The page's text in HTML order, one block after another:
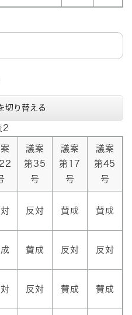
切り替える
2
議案
第35
号
議案
第17
号
議案
第45
号
反対 賛成 賛成
賛成 反対 反対
反対 賛成 賛成